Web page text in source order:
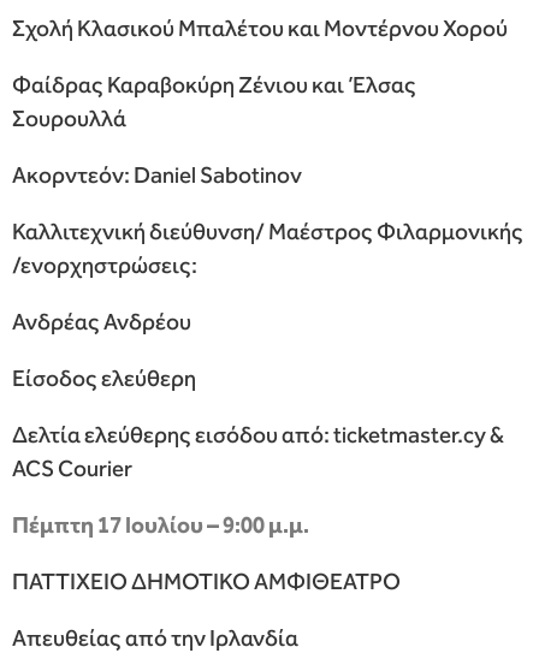
Σχολή Κλασικού Μπαλέτου και Μοντέρνου Χορού
Φαίδρας Καραβοκύρη Ζένιου και Έλσας
Σουρουλλά
Ακορντεόν: Daniel Sabotinov
Καλλιτεχνική διεύθυνση/ Μαέστρος Φιλαρμονικής
/ενορχηστρώσεις:
Ανδρέας Ανδρέου
Είσοδος ελεύθερη
Δελτία ελεύθερης εισόδου από: ticketmaster.cy &
ACS Courier
Πέμπτη 17 Ιουλίου – 9:00 μ.μ.
ΠΑΤΤΙΧΕΙΟ ΔΗΜΟΤΙΚΟ ΑΜΦΙΘΕΑΤΡΟ
Απευθείας από την Ιρλανδία